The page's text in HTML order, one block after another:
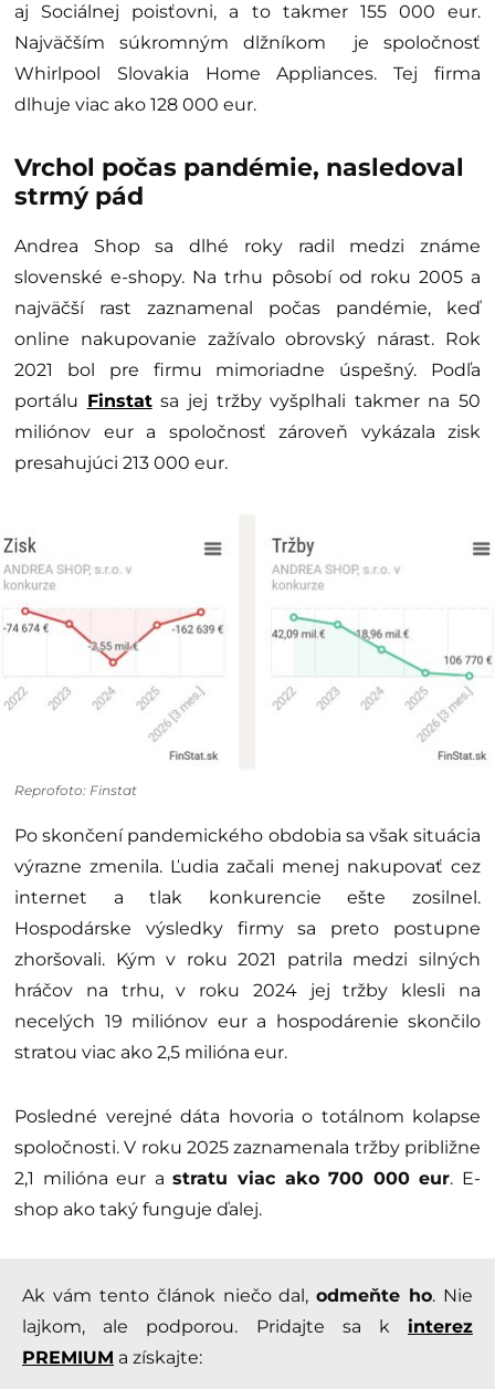
aj Sociálnej poisťovni, a to takmer 155 000 eur.
Najväčším súkromným dlžníkom je spoločnosť
Whirlpool Slovakia Home Appliances. Tej firma
dlhuje viac ako 128 000 eur.
Vrchol počas pandémie, nasledoval
strmý pád
Andrea Shop sa dlhé roky radil medzi známe
slovenské e-shopy. Na trhu pôsobí od roku 2005 a
najväčší rast zaznamenal počas pandémie, keď
online nakupovanie zažívalo obrovský nárast. Rok
2021 bol pre firmu mimoriadne úspešný. Podľa
portálu Finstatsa jej tržby vyšplhali takmer na 50
miliónov eur a spoločnosť zároveň vykázala zisk
presahujúci 213 000 eur.
Reprofoto: Finstat
Po skončení pandemického obdobia sa však situácia
výrazne zmenila. Ľudia začali menej nakupovať cez
internet a tlak konkurencie ešte zosilnel.
Hospodárske výsledky firmy sa preto postupne
zhoršovali. Kým v roku 2021 patrila medzi silných
hráčov na trhu, v roku 2024 jej tržby klesli na
necelých 19 miliónov eur a hospodárenie skončilo
stratou viac ako 2,5 milióna eur.
Posledné verejné dáta hovoria o totálnom kolapse
spoločnosti. V roku 2025 zaznamenala tržby približne
2,1 milióna eur astratu viac ako 700 000 eur. E-
shop ako taký funguje ďalej.
Ak vám tento článok niečo dal,odmeňte ho. Nie
lajkom, ale podporou. Pridajte sa k interez
PREMIUM a získajte: